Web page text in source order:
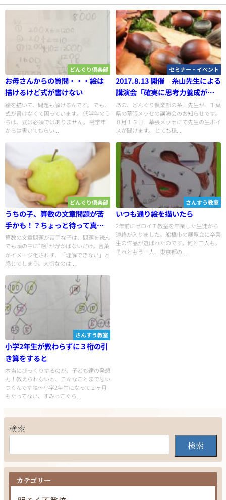
どんぐり倶楽部
お母さんからの質問・・・絵は
描けるけど式が書けない
絵を描いて、問題も解けるんです。 でも、
式が書けなくて困っています。 低学年のう
ちは、式は必須ではありません。 高学年
からは書いてもらい...
セミナー・イベント
2017.8.13 開催 糸山先生による
講演会「確実に思考力養成がで
きる簡単な理論と手法」
あの、どんぐり倶楽部の糸山先生が、千葉
県の幕張メッセの講演会のお知らせです。
８月１３日 幕張メッセにて先生の生ボイ
スが聞けます。 とても穏...
どんぐり倶楽部
うちの子、算数の文章問題が苦
手かも！？ちょっと待って真実
は
算数の文章問題が苦手な子は、問題を読ん
でも頭の中に“絵”が浮かばないだけ。言葉
がイメージ化されず、「理解できない」と
感じてしまう。大切なのは...
さんすう教室
いつも通り絵を描いたら
2年前にゼロイチ教室を卒業した生徒から
連絡が入りました。船橋市の展覧会に卒業
生の作品が選ばれたのです。何と二人も。
それともう一人、東京都の...
さんすう教室
小学2年生が教わらずに３桁の引
き算をすると
本当にびっくりするのが、子ども達の発想
力！教えられないと、こんなことまで思い
つくんですね〜小学2年生になって２ヶ月
もたってない、すみっこぐら...
検索
検索
カテゴリー